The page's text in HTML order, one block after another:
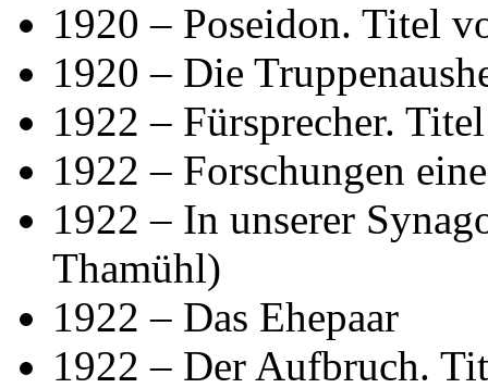
1920 – Poseidon. Titel
1920 – Die
1922 – Fürsprecher.
1922 – Forschungen
1922 – In unserer
Thamühl)
1922 – Das Ehepaar
1922 – Der Aufbruch.